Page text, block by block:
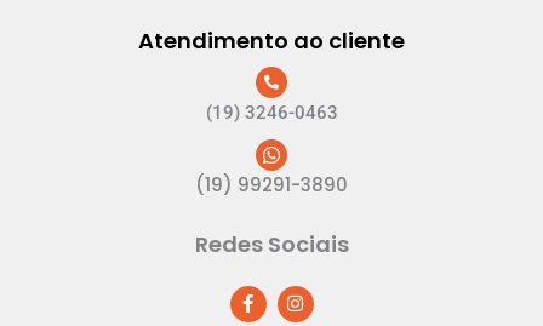
Atendimento ao cliente
(19) 3246-0463
(19) 99291-3890
Redes Sociais
F
a
I
n